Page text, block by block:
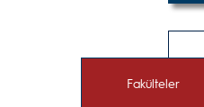
Fakülteler